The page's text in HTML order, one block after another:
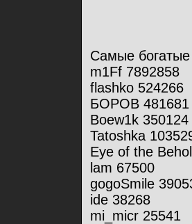
Самые богатые
m1Ff 7892858
flashko 524266
БОРОВ 481681
Boew1k 350124
Tatoshka
Eye of the
lam 67500
gogoSmile
ide 38268
mi_micr 25541